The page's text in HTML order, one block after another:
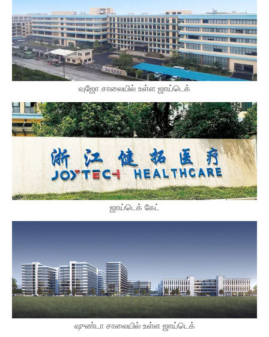
வுஜோ சாலையில் உள்ள ஜாய்டெக்
ஜாய்டெக் கேட்
ஷுண்டா சாலையில் உள்ள ஜாய்டெக்